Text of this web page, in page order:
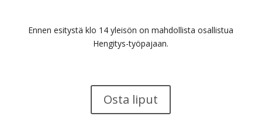
Ennen esitystä klo 14 yleisön on mahdollista osallistua
Hengitys-työpajaan.
Osta liput